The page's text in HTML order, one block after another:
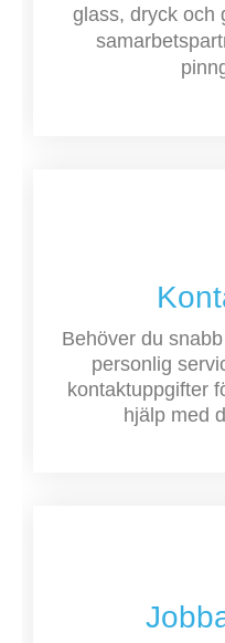
glass, dryck och
Behöver du
personlig
kontaktuppgifter
hjälp med